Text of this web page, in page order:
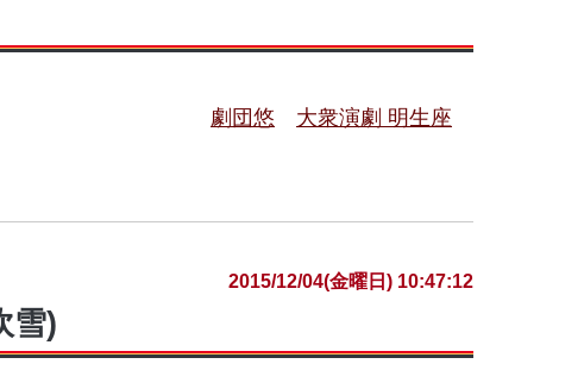
劇団悠 大衆演劇 明生座
2015/12/04(金曜日) 10:47:12
雪)